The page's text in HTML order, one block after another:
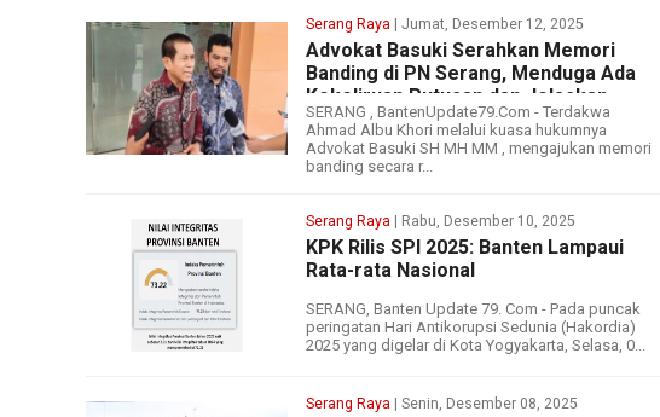
Serang Raya | Jumat, Desember 12, 2025
Advokat Basuki Serahkan Memori
Banding di PN Serang, Menduga Ada
Kekeliruan Putusan dan Jelaskan
Keberadaan Pelaku Lain
SERANG , BantenUpdate79.Com - Terdakwa
Ahmad Albu Khori melalui kuasa hukumnya
Advokat Basuki SH MH MM , mengajukan memori
banding secara r...
Serang Raya | Rabu, Desember 10, 2025
KPK Rilis SPI 2025: Banten Lampaui
Rata-rata Nasional
SERANG, Banten Update 79. Com - Pada puncak
peringatan Hari Antikorupsi Sedunia (Hakordia)
2025 yang digelar di Kota Yogyakarta, Selasa, 0...
Serang Raya | Senin, Desember 08, 2025